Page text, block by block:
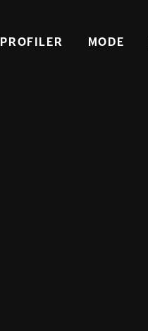
PROFILER MODE